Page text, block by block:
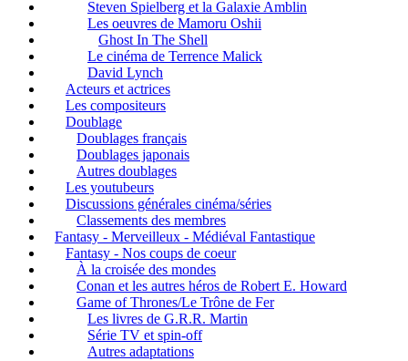
Steven Spielberg et la Galaxie Amblin
Les oeuvres de Mamoru Oshii
Ghost In The Shell
Le cinéma de Terrence Malick
David Lynch
Acteurs et actrices
Les compositeurs
Doublage
Doublages français
Doublages japonais
Autres doublages
Les youtubeurs
Discussions générales cinéma/séries
Classements des membres
Fantasy - Merveilleux - Médiéval Fantastique
Fantasy - Nos coups de coeur
À la croisée des mondes
Conan et les autres héros de Robert E. Howard
Game of Thrones/Le Trône de Fer
Les livres de G.R.R. Martin
Série TV et spin-off
Autres adaptations